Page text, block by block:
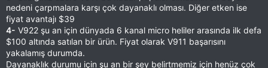
nedeni çarpmalara karşı çok dayanaklı olması. Diğer etken ise
fiyat avantajı $39
4- V922 şu an için dünyada 6 kanal micro heliler arasında ilk defa
$100 altında satılan bir ürün. Fiyat olarak V911 başarısını
yakalamış durumda.
Dayanaklık durumu için şu an bir şey belirtmemiz için henüz çok